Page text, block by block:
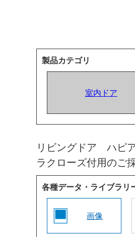
製品カテゴリ
室内ドア
リビングドア ハ
ラクローズ付用のご
各種データ・ライブラリ
画像